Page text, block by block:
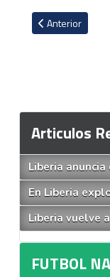
Artículo
Anterior
Articulos
Liberia
En Liberia
Liberia vuelve
FUTBOL